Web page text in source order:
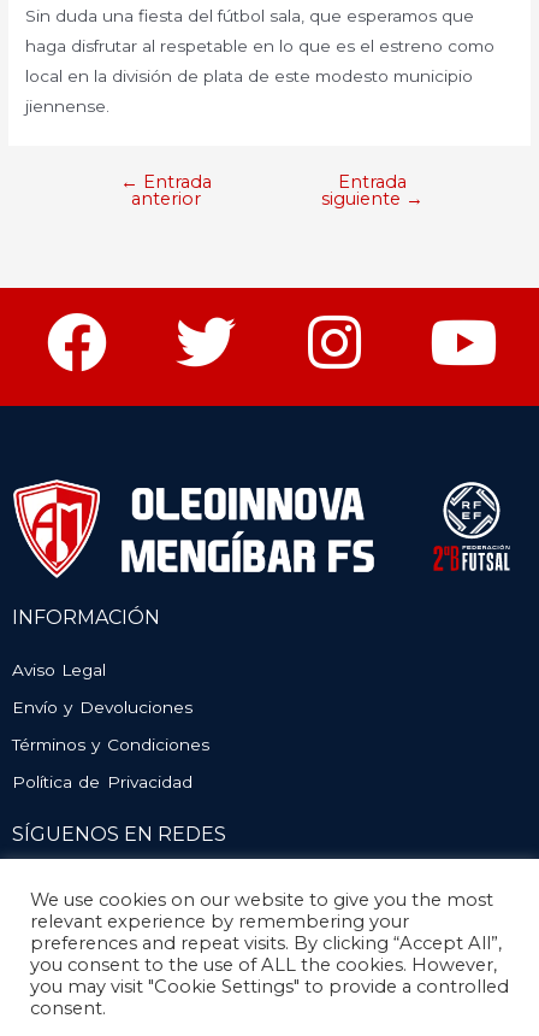
Sin duda una fiesta del fútbol sala, que esperamos que
haga disfrutar al respetable en lo que es el estreno como
local en la división de plata de este modesto municipio
jiennense.
← Entrada
anterior
Entrada
siguiente →
INFORMACIÓN
Aviso Legal
Envío y Devoluciones
Términos y Condiciones
Política de Privacidad
SÍGUENOS EN REDES
We use cookies on our website to give you the most
relevant experience by remembering your
preferences and repeat visits. By clicking “Accept All”,
you consent to the use of ALL the cookies. However,
you may visit "Cookie Settings" to provide a controlled
consent.